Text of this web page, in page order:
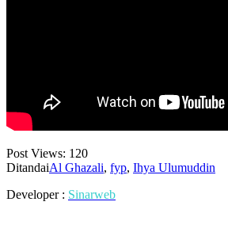
Post Views: 120
DitandaiAl Ghazali, fyp, Ihya Ulumuddin
Developer : Sinarweb